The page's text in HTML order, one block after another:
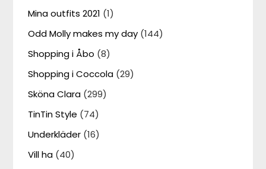
Mina outfits 2021 (1)
Odd Molly makes my day (144)
Shopping i Åbo (8)
Shopping i Coccola (29)
Sköna Clara (299)
TinTin Style (74)
Underkläder (16)
Vill ha (40)